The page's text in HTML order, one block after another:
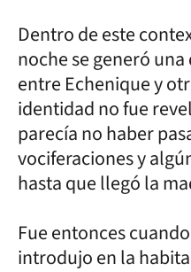
Dentro de este
noche se generó
entre Echenique y
identidad no fue
parecía no haber
vociferaciones y
hasta que llegó la
Fue entonces
introdujo en la